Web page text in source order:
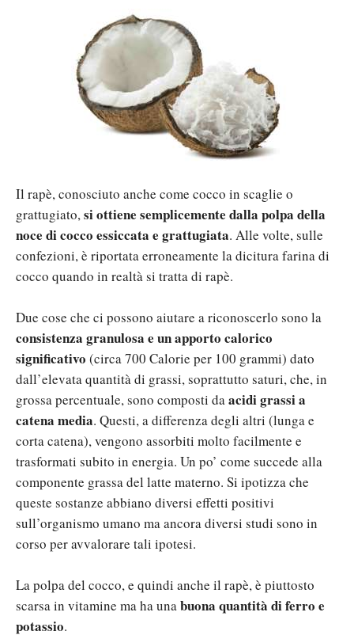
Il rapè, conosciuto anche come cocco in scaglie o
grattugiato,si ottiene semplicemente dalla polpa della
noce di cocco essiccata e grattugiata. Alle volte, sulle
confezioni, è riportata erroneamente la dicitura farina di
cocco quando in realtà si tratta di rapè.
Due cose che ci possono aiutare a riconoscerlo sono la
consistenza granulosa e un apporto calorico
significativo (circa 700 Calorie per 100 grammi) dato
dall’elevata quantità di grassi, soprattutto saturi, che, in
grossa percentuale, sono composti daacidi grassi a
catena media. Questi, a differenza degli altri (lunga e
corta catena), vengono assorbiti molto facilmente e
trasformati subito in energia. Un po’ come succede alla
componente grassa del latte materno. Si ipotizza che
queste sostanze abbiano diversi effetti positivi
sull’organismo umano ma ancora diversi studi sono in
corso per avvalorare tali ipotesi.
La polpa del cocco, e quindi anche il rapè, è piuttosto
scarsa in vitamine ma ha unabuona quantità di ferro e
potassio.